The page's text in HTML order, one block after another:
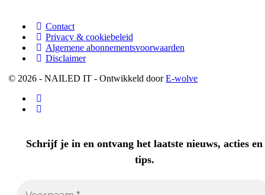
Contact
Privacy & cookiebeleid
Algemene abonnementsvoorwaarden
Disclaimer
© 2026 - NAILED IT - Ontwikkeld doorE-wolve
Schrijf je in en ontvang het laatste nieuws, acties en
tips.